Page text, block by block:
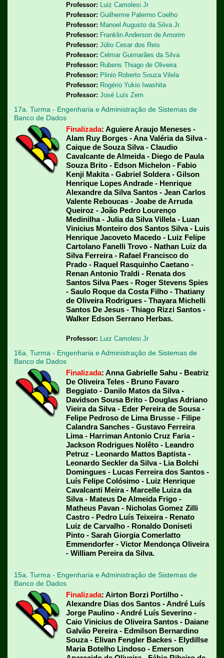
Professor: Luiz Camolesi Jr
Professor: Guilherme Palermo Coelho
Professor: Manoel Augusto da Silva Jr.
Professor: Franklin Anderson de Amorim
Professor: Júlio Cesar dos Reis
Professor: Celmar Guimarães da Silva
Professor: Rubens Thiago de Oliveira
Professor: Plinio Roberto Souza Vilela
Professor: Rogério Yukio Iwashita
Professor: José Luís Zem
17a. Turma - Engenharia e Administração de Sistemas de
Banco de Dados
Finalizada: Aguiere Araujo Meneses -
Alam Ruy Borges - Ana Valéria da Silva -
Caique de Souza Silva - Claudio
Cavalcante de Almeida - Diego de Paula
Souza Brito - Edson Michelon - Fabio
Kenji Makita - Gabriel Soldera - Gilson
Henrique Lopes Andrade - Henrique
Alexandre da Silva Santos - Jean Carlos
Valente Reboucas - Joabe de Arruda
Queiroz - João Pedro Lourenço
Medinilha - Julia da Silva Villela - Luan
Vinicius Monteiro dos Santos Silva - Luis
Henrique Jacoveto Macedo - Luiz Felipe
Cartolano Fanelli Trovo - Nathan Luiz da
Silva Ferreira - Rafael Francisco do
Prado - Raquel Rasquinho Caetano -
Renan Antonio Traldi - Renata dos
Santos Silva Paes - Roger Stevens Spies
- Saulo Roque da Costa Filho - Thatiany
de Oliveira Rodrigues - Thayara Michelli
Santos De Jesus - Thiago Rizzi Santos -
Walker Edson Serrano Herbas.
Professor: Luiz Camolesi Jr
16a. Turma - Engenharia e Administração de Sistemas de
Banco de Dados
Finalizada: Anna Gabrielle Sahu - Beatriz
De Oliveira Teles - Bruno Favaro
Beggiato - Danilo Matos da Silva -
Davidson Sousa Brito - Douglas Adriano
Vieira da Silva - Eder Pereira de Sousa -
Felipe Pedroso de Lima Brusse - Filipe
Calandra Sanches - Gustavo Ferreira
Lima - Harriman Antonio Cruz Faria -
Jackson Rodrigues Nolêto - Leandro
Petruz - Leonardo Mattos Baptista -
Leonardo Seckler da Silva - Lia Bolchi
Domingues - Lucas Ferreira dos Santos -
Luís Felipe Colósimo - Luiz Henrique
Cavalcanti Meira - Marcelle Luiza da
Silva - Mateus De Almeida Frigo -
Matheus Pavan - Nicholas Gomez Zilli
Castro - Pedro Luís Teixeira - Renato
Luiz de Carvalho - Ronaldo Doniseti
Pinto - Sarah Giorgia Comerlatto
Emmendorfer - Victor Mendonça Oliveira
- William Pereira da Silva.
15a. Turma - Engenharia e Administração de Sistemas de
Banco de Dados
Finalizada: Airton Borzi Portilho -
Alexandre Dias dos Santos - André Luís
Jorge Paulino - André Luís Severino -
Caio Vinicius de Oliveira Santos - Daiane
Galvão Pereira - Edmilson Bernardino
Souza - Elivan Fengler Backes - Elydillse
Maria Botelho Lindoso - Emerson